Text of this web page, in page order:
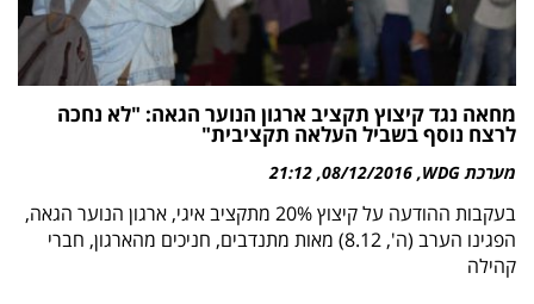
מחאה נגד קיצוץ תקציב ארגון הנוער הגאה: "לא נחכה
לרצח נוסף בשביל העלאה תקציבית"
מערכת WDG 08/12/2016
21:12
בעקבות ההודעה על קיצוץ 20% מתקציב איגי, ארגון הנוער הגאה,
הפגינו הערב (ה', 8.12) מאות מתנדבים, חניכים מהארגון, חברי
קהילה